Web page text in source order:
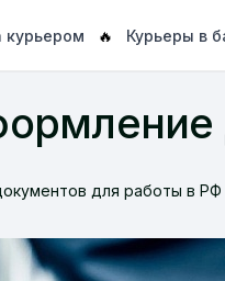
курьером 🔥 Курьеры в
для работы в РФ